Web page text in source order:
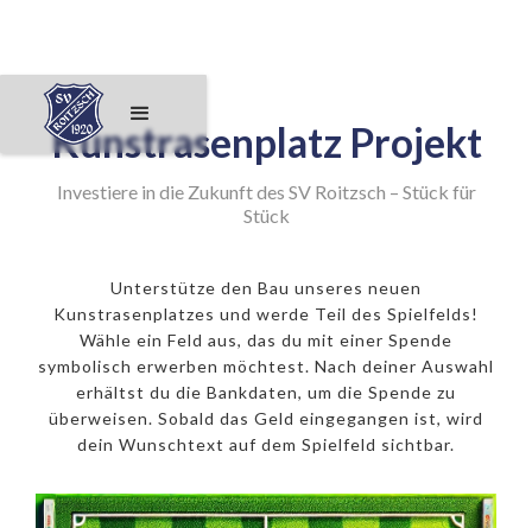
Kunstrasenplatz Projekt
Investiere in die Zukunft des SV Roitzsch – Stück für
Stück
Unterstütze den Bau unseres neuen
Kunstrasenplatzes und werde Teil des Spielfelds!
Wähle ein Feld aus, das du mit einer Spende
symbolisch erwerben möchtest. Nach deiner Auswahl
erhältst du die Bankdaten, um die Spende zu
überweisen. Sobald das Geld eingegangen ist, wird
dein Wunschtext auf dem Spielfeld sichtbar.